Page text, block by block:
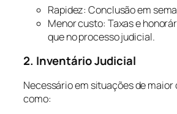
Rapidez: Conclusão em
Menor custo: Taxas e
que no processo judicial.
2. Inventário Judicial
Necessário em situações de maior
como: